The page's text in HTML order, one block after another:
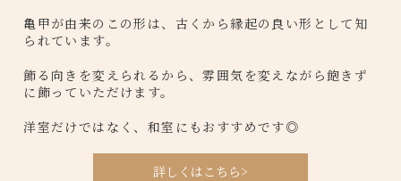
亀甲が由来のこの形は、古くから縁起の良い形として知
られています。
飾る向きを変えられるから、雰囲気を変えながら飽きず
に飾っていただけます。
洋室だけではなく、和室にもおすすめです◎
詳しくはこちら>